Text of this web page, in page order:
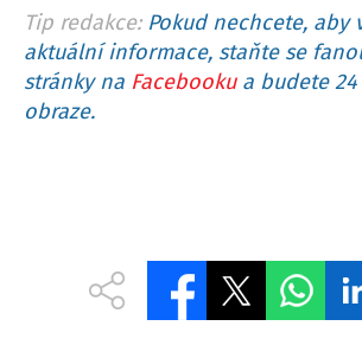
Tip redakce: Pokud nechcete, aby
aktuální informace, staňte se
stránky na Facebookua budete
obraze.